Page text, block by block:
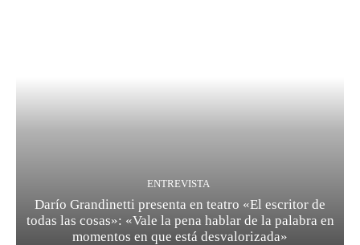
ENTREVISTA
Darío Grandinetti presenta en teatro «El escritor de
todas las cosas»: «Vale la pena hablar de la palabra en
momentos en que está desvalorizada»